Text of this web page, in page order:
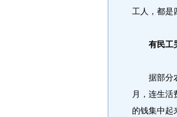
工人，都是
有民工
据部分农
月，连生
的钱集中起